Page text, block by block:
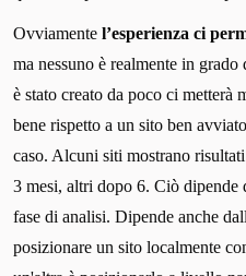
Ovviamente l’esperienza ci
ma nessuno è realmente in
è stato creato da poco ci metterà
bene rispetto a un sito ben
caso. Alcuni siti mostrano
3 mesi, altri dopo 6. Ciò
fase di analisi. Dipende anche
posizionare un sito localmente